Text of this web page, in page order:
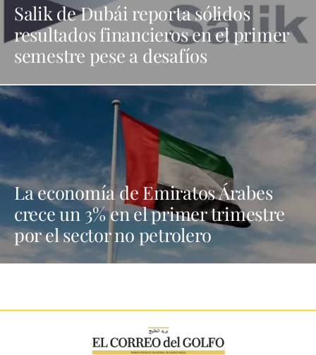
Salik de Dubái reporta sólidos
resultados financieros en el primer
semestre pese a desafíos
La economía de Emiratos Árabes
crece un 3% en el primer trimestre
por el sector no petrolero